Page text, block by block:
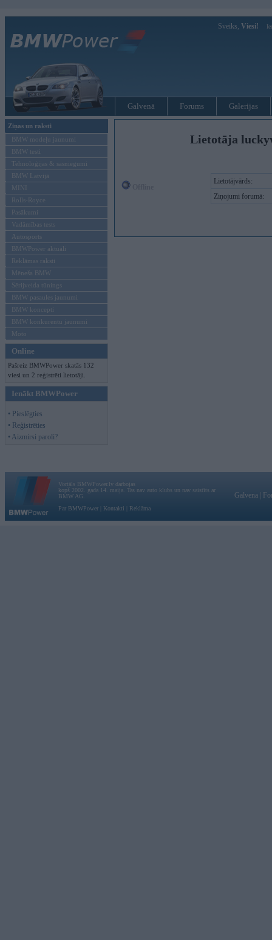
Sveiks, Viesi!
Galvenā Forums Galerijas
Ziņas un raksti
BMW modeļu jaunumi
BMW testi
Tehnoloģijas & sasniegumi
BMW Latvijā
MINI
Rolls-Royce
Pasākumi
Vadāmības tests
Autosports
BMWPower aktuāli
Reklāmas raksti
Mēneša BMW
Sērijveida tūnings
BMW pasaules jaunumi
BMW koncepti
BMW konkurentu jaunumi
Moto
Online
Pašreiz BMWPower skatās 132
viesi un 2 reģistrēti lietotāji.
Ienākt BMWPower
• Pieslēgties
• Reģistrēties
• Aizmirsi paroli?
Lietotāja
Lietotājvārds:
Ziņojumi forumā:
Vortāls BMWPower.lv darbojas
kopš 2002. gada 14. maija. Tas nav auto klubs un nav saistīts ar
BMW AG.
Par BMWPower
Kontakti Reklāma
Galvena